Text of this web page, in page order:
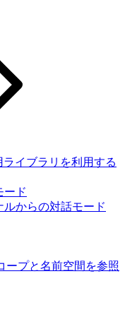
ライブラリを利用する
ード
ルからの対話モード
ープと名前空間を参照